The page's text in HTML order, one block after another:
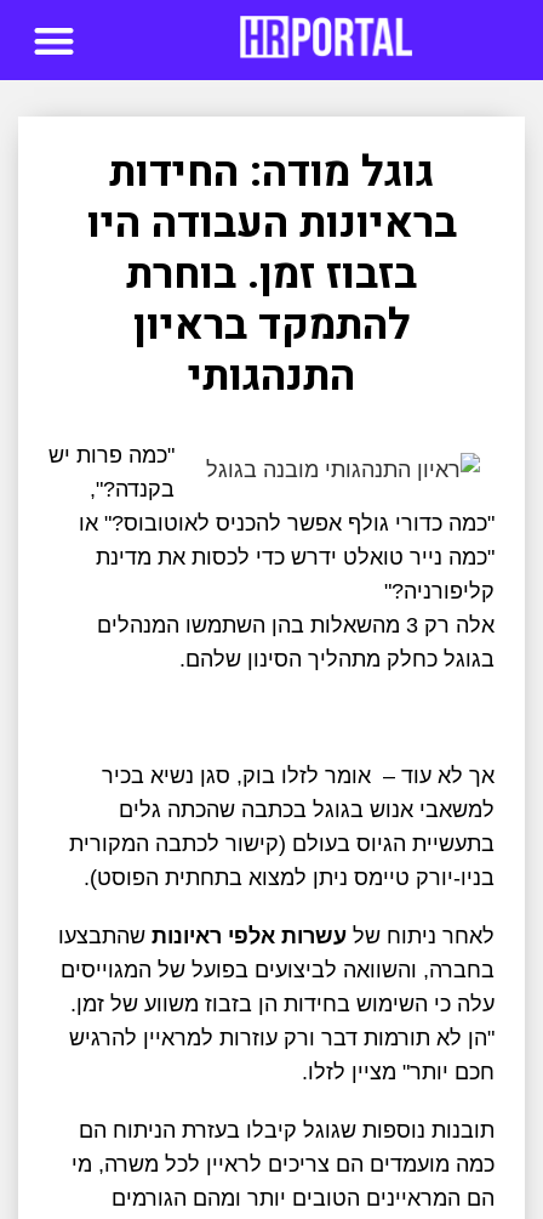
גוגל מודה: החידות
בראיונות העבודה היו
בזבוז זמן. בוחרת
להתמקד בראיון
התנהגותי
"כמה פרות יש
בקנדה?",
"כמה כדורי גולף אפשר להכניס לאוטובוס?" או
"כמה נייר טואלט ידרש כדי לכסות את מדינת
קליפורניה?"
אלה רק 3 מהשאלות בהן השתמשו המנהלים
בגוגל כחלק מתהליך הסינון שלהם.
אך לא עוד – אומר לזלו בוק, סגן נשיא בכיר
למשאבי אנוש בגוגל בכתבה שהכתה גלים
בתעשיית הגיוס בעולם (קישור לכתבה המקורית
בניו-יורק טיימס ניתן למצוא בתחתית הפוסט).
לאחר ניתוח של עשרות אלפי ראיונות שהתבצעו
בחברה, והשוואה לביצועים בפועל של המגוייסים
עלה כי השימוש בחידות הן בזבוז משווע של זמן.
"הן לא תורמות דבר ורק עוזרות למראיין להרגיש
חכם יותר" מציין לזלו.
תובנות נוספות שגוגל קיבלו בעזרת הניתוח הם
כמה מועמדים הם צריכים לראיין לכל משרה, מי
הם המראיינים הטובים יותר ומהם הגורמים